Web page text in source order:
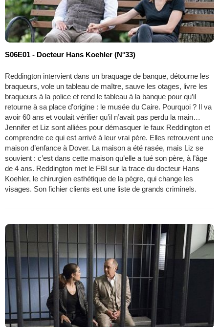
S06E01 - Docteur Hans Koehler (N°33)
Reddington intervient dans un braquage de banque, détourne les
braqueurs, vole un tableau de maître, sauve les otages, livre les
braqueurs à la police et rend le tableau à la banque pour qu’il
retourne à sa place d’origine : le musée du Caire. Pourquoi ? Il va
avoir 60 ans et voulait vérifier qu’il n’avait pas perdu la main…
Jennifer et Liz sont alliées pour démasquer le faux Reddington et
comprendre ce qui est arrivé à leur vrai père. Elles retrouvent une
maison d’enfance à Dover. La maison a été rasée, mais Liz se
souvient : c’est dans cette maison qu’elle a tué son père, à l’âge
de 4 ans. Reddington met le FBI sur la trace du docteur Hans
Koehler, le chirurgien esthétique de la pègre, qui change les
visages. Son fichier clients est une liste de grands criminels.